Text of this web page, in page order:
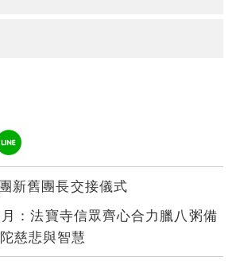
新舊團長交接儀式
：法寶寺信眾齊心合力臘八粥備
慈悲與智慧